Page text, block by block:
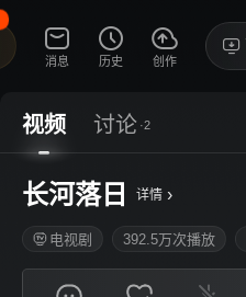
消息 历史 创作
视频 讨论 ·2
长河落日 详情 ›
电视剧 392.5万次播放